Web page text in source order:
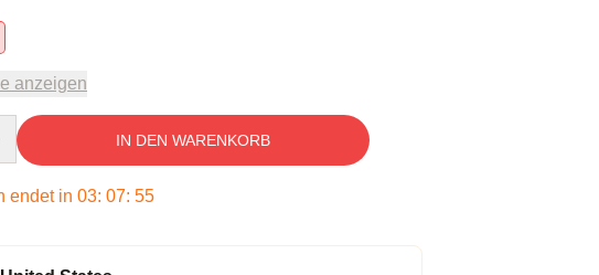
anzeigen
IN DEN WARENKORB
endet in 03: 07: 54